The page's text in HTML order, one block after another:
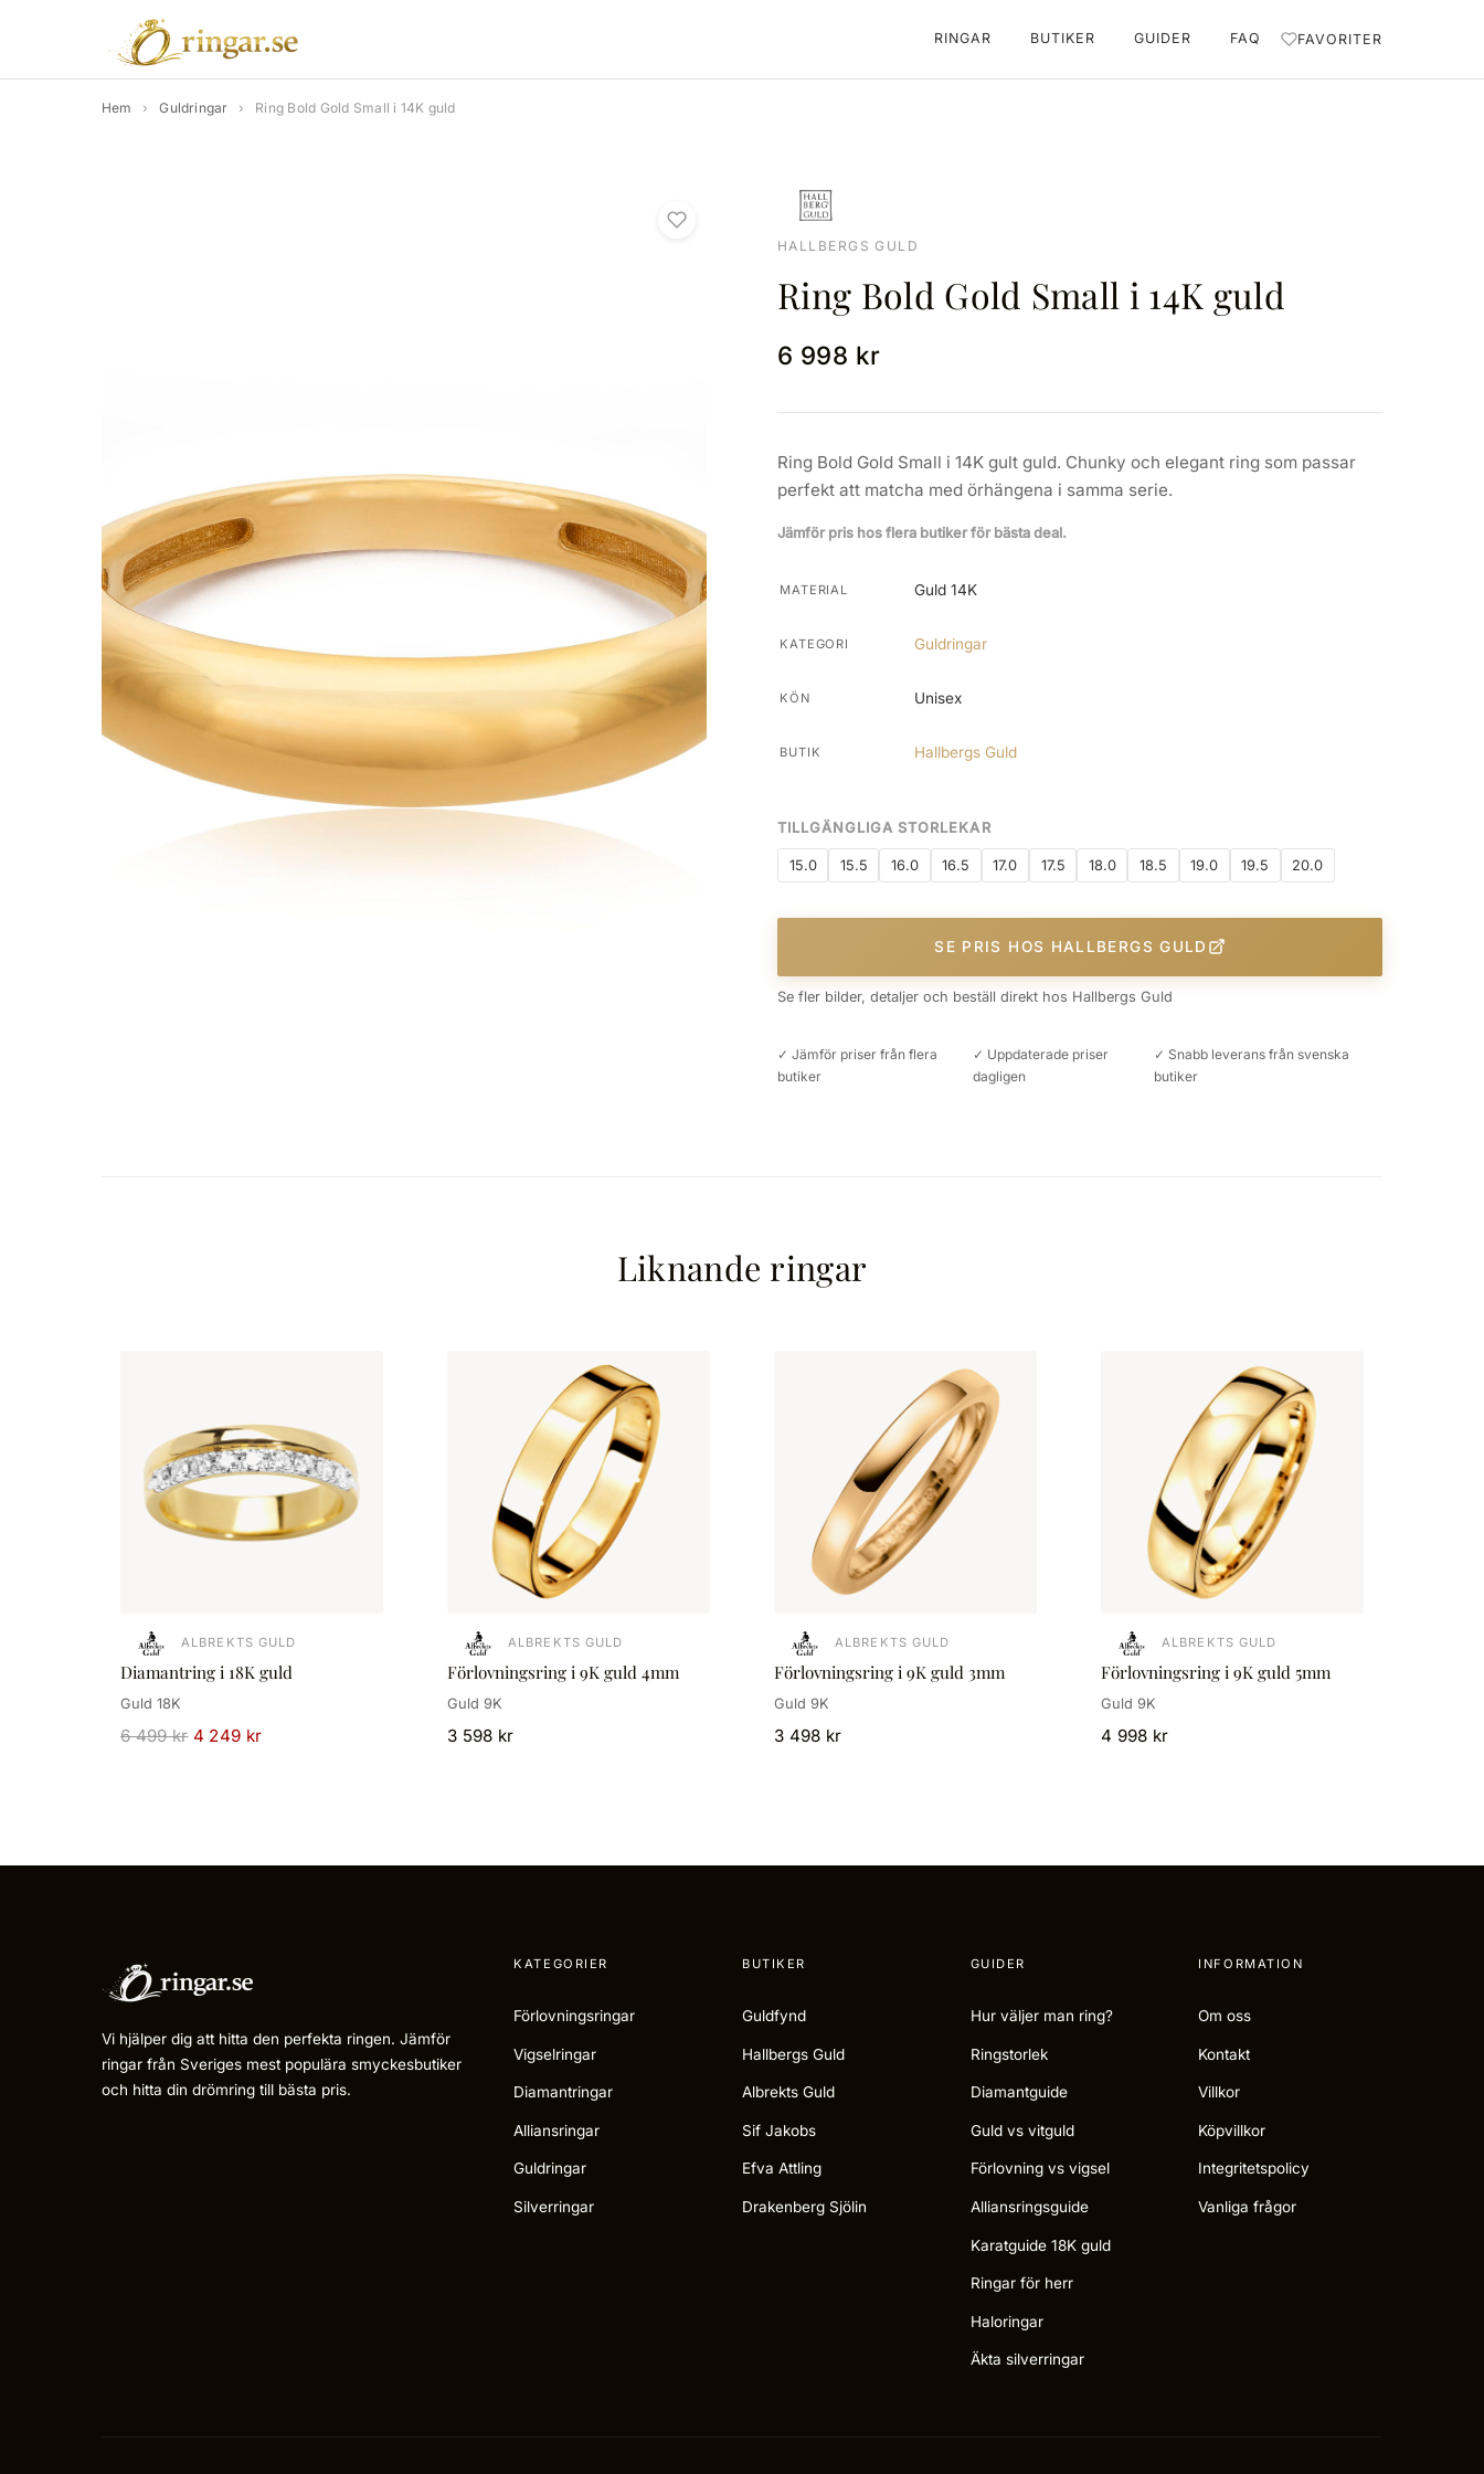
RINGAR BUTIKER GUIDER FAQ FAVORITER
Hem › Guldringar › Ring Bold Gold Small i 14K guld
HALLBERGS GULD
Ring Bold Gold Small i 14K guld
6 998 kr
Ring Bold Gold Small i 14K gult guld. Chunky och elegant ring som passar
perfekt att matcha med örhängena i samma serie.
Jämför pris hos flera butiker för bästa deal.
MATERIAL Guld 14K
KATEGORI Guldringar
KÖN Unisex
BUTIK Hallbergs Guld
TILLGÄNGLIGA STORLEKAR
15.0 15.5 16.0 16.5 17.0 17.5 18.0 18.5 19.0 19.5 20.0
SE PRIS HOS HALLBERGS GULD
Se fler bilder, detaljer och beställ direkt hos Hallbergs Guld
✓ Jämför priser från flera
butiker
✓ Uppdaterade priser
dagligen
✓ Snabb leverans från svenska
butiker
Liknande ringar
ALBREKTS GULD
Diamantring i 18K guld
Guld 18K
6 499 kr 4 249 kr
ALBREKTS GULD
Förlovningsring i 9K guld 4mm
Guld 9K
3 598 kr
ALBREKTS GULD
Förlovningsring i 9K guld 3mm
Guld 9K
3 498 kr
ALBREKTS GULD
Förlovningsring i 9K guld 5mm
Guld 9K
4 998 kr
Vi hjälper dig att hitta den perfekta ringen. Jämför
ringar från Sveriges mest populära smyckesbutiker
och hitta din drömring till bästa pris.
KATEGORIER
Förlovningsringar
Vigselringar
Diamantringar
Alliansringar
Guldringar
Silverringar
BUTIKER
Guldfynd
Hallbergs Guld
Albrekts Guld
Sif Jakobs
Efva Attling
Drakenberg Sjölin
GUIDER
Hur väljer man ring?
Ringstorlek
Diamantguide
Guld vs vitguld
Förlovning vs vigsel
Alliansringsguide
Karatguide 18K guld
Ringar för herr
Haloringar
Äkta silverringar
INFORMATION
Om oss
Kontakt
Villkor
Köpvillkor
Integritetspolicy
Vanliga frågor